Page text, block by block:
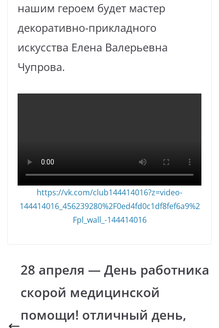
нашим героем будет мастер
декоративно-прикладного
искусства Елена Валерьевна
Чупрова.
https://vk.com/club144414016?z=video-
144414016_456239280%2F0ed4fd0c1df8fef6a9%2
Fpl_wall_-144414016
28 апреля — День работника
скорой медицинской
помощи! отличный день,